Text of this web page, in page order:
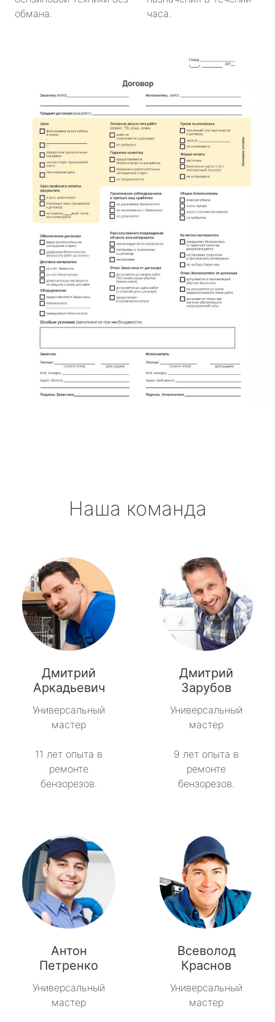
обмана.
часа.
Наша команда
Дмитрий
Аркадьевич
Универсальный
мастер
11 лет опыта в
ремонте
бензорезов.
Дмитрий
Зарубов
Универсальный
мастер
9 лет опыта в
ремонте
бензорезов.
Антон
Петренко
Универсальный
мастер
Всеволод
Краснов
Универсальный
мастер